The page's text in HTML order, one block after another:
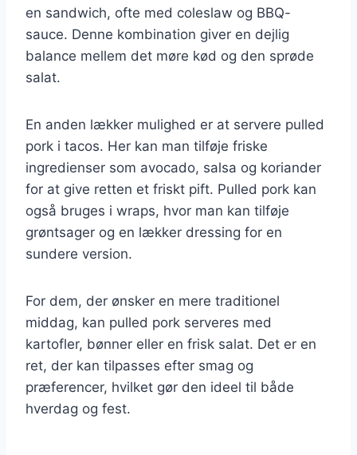
en sandwich, ofte med coleslaw og BBQ-
sauce. Denne kombination giver en dejlig
balance mellem det møre kød og den sprøde
salat.
En anden lækker mulighed er at servere pulled
pork i tacos. Her kan man tilføje friske
ingredienser som avocado, salsa og koriander
for at give retten et friskt pift. Pulled pork kan
også bruges i wraps, hvor man kan tilføje
grøntsager og en lækker dressing for en
sundere version.
For dem, der ønsker en mere traditionel
middag, kan pulled pork serveres med
kartofler, bønner eller en frisk salat. Det er en
ret, der kan tilpasses efter smag og
præferencer, hvilket gør den ideel til både
hverdag og fest.